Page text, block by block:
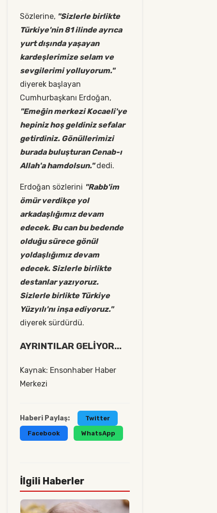
Sözlerine, "Sizlerle birlikte
Türkiye'nin 81 ilinde ayrıca
yurt dışında yaşayan
kardeşlerimize selam ve
sevgilerimi yolluyorum."
diyerek başlayan
Cumhurbaşkanı Erdoğan,
"Emeğin merkezi Kocaeli'ye
hepiniz hoş geldiniz sefalar
getirdiniz. Gönüllerimizi
burada buluşturan Cenab-ı
Allah'a hamdolsun."dedi.
Erdoğan sözlerini "Rabb'im
ömür verdikçe yol
arkadaşlığımız devam
edecek. Bu can bu bedende
olduğu sürece gönül
yoldaşlığımız devam
edecek. Sizlerle birlikte
destanlar yazıyoruz.
Sizlerle birlikte Türkiye
Yüzyılı'nı inşa ediyoruz."
diyerek sürdürdü.
AYRINTILAR GELİYOR...
Kaynak: Ensonhaber Haber
Merkezi
Haberi Paylaş: Twitter
Facebook WhatsApp
İlgili Haberler